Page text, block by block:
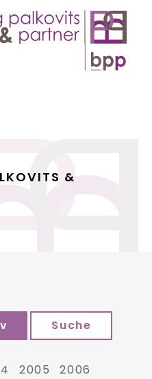
&
Suche
2005
2006